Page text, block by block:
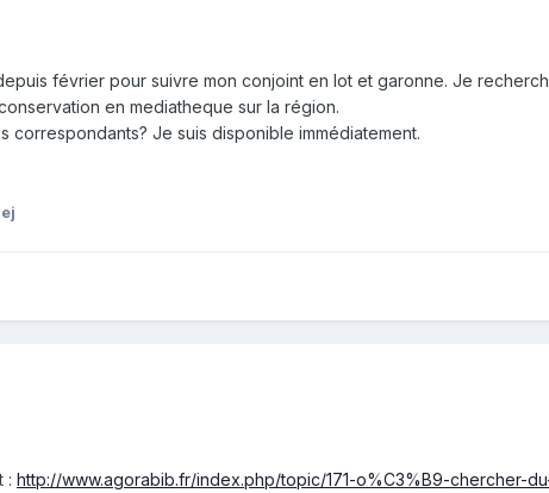
février pour suivre mon conjoint en lot et garonne. Je
en mediatheque sur la région.
correspondants? Je suis disponible immédiatement.
: http://www.agorabib.fr/index.php/topic/171-o%C3%B9-chercher-